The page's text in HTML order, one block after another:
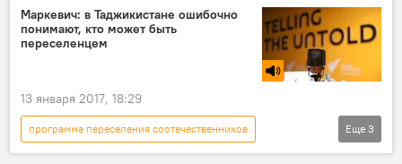
Таджикистан
Россия
Маркевич: в Таджикистане ошибочно
понимают, кто может быть
переселенцем
13 января 2017, 18:29
программа переселения соотечественников
Радио
Россия
Таджикистан
Еще 3